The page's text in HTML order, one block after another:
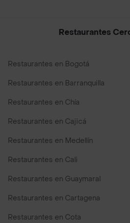
Restaurantes
Restaurantes en Bogotá
Restaurantes en Barranquilla
Restaurantes en Chía
Restaurantes en Cajicá
Restaurantes en Medellín
Restaurantes en Cali
Restaurantes en Guaymaral
Restaurantes en Cartagena
Restaurantes en Cota